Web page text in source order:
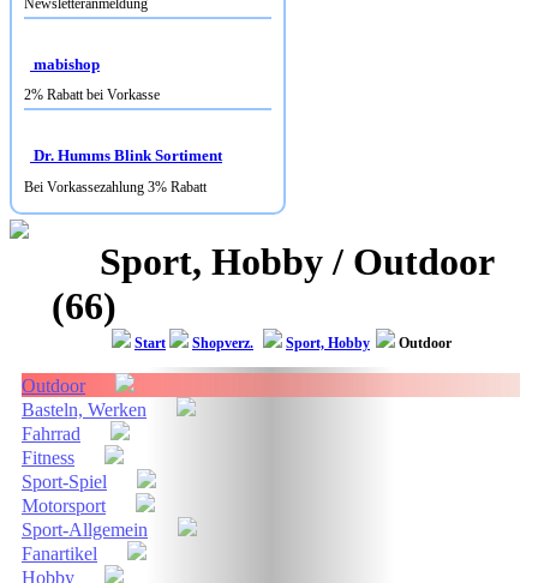
mabishop
Dr. Humms Blink Sortiment
Sport, Hobby / Outdoor
(66)
Shopverz. Sport, Hobby
Outdoor
Basteln, Werken
Fahrrad
Fitness
Sport-Spiel
Motorsport
Sport-Allgemein
Fanartikel
Hobby
Sammeln
Waffen